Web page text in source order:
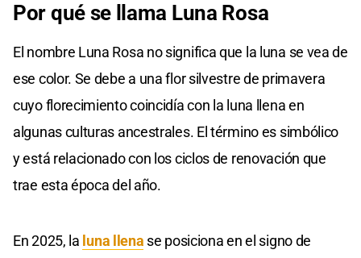
Por qué se llama Luna Rosa
El nombre Luna Rosa no significa que la luna se vea de
ese color. Se debe a una flor silvestre de primavera
cuyo florecimiento coincidía con la luna llena en
algunas culturas ancestrales. El término es simbólico
y está relacionado con los ciclos de renovación que
trae esta época del año.
En 2025, la luna llena se posiciona en el signo de